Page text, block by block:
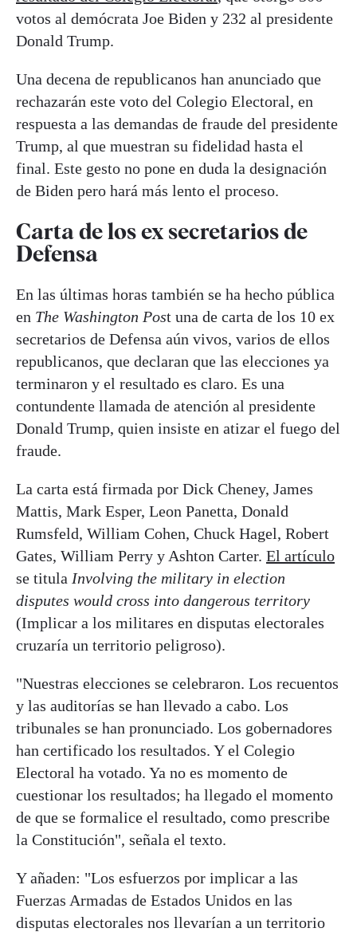
votos al demócrata Joe Biden y 232 al presidente
Donald Trump.
Una decena de republicanos han anunciado que
rechazarán este voto del Colegio Electoral, en
respuesta a las demandas de fraude del presidente
Trump, al que muestran su fidelidad hasta el
final. Este gesto no pone en duda la designación
de Biden pero hará más lento el proceso.
Carta de los ex secretarios de
Defensa
En las últimas horas también se ha hecho pública
en The Washington Post una de carta de los 10 ex
secretarios de Defensa aún vivos, varios de ellos
republicanos, que declaran que las elecciones ya
terminaron y el resultado es claro. Es una
contundente llamada de atención al presidente
Donald Trump, quien insiste en atizar el fuego del
fraude.
La carta está firmada por Dick Cheney, James
Mattis, Mark Esper, Leon Panetta, Donald
Rumsfeld, William Cohen, Chuck Hagel, Robert
Gates, William Perry y Ashton Carter. El artículo
se titula Involving the military in election
disputes would cross into dangerous territory
(Implicar a los militares en disputas electorales
cruzaría un territorio peligroso).
"Nuestras elecciones se celebraron. Los recuentos
y las auditorías se han llevado a cabo. Los
tribunales se han pronunciado. Los gobernadores
han certificado los resultados. Y el Colegio
Electoral ha votado. Ya no es momento de
cuestionar los resultados; ha llegado el momento
de que se formalice el resultado, como prescribe
la Constitución", señala el texto.
Y añaden: "Los esfuerzos por implicar a las
Fuerzas Armadas de Estados Unidos en las
disputas electorales nos llevarían a un territorio